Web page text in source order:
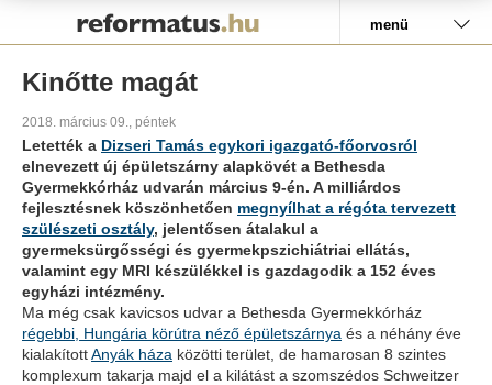
menü
Kinőtte magát
2018. március 09., péntek
Letették a Dizseri Tamás egykori igazgató-főorvosról
elnevezett új épületszárny alapkövét a Bethesda
Gyermekkórház udvarán március 9-én. A milliárdos
fejlesztésnek köszönhetően megnyílhat a régóta tervezett
szülészeti osztály, jelentősen átalakul a
gyermeksürgősségi és gyermekpszichiátriai ellátás,
valamint egy MRI készülékkel is gazdagodik a 152 éves
egyházi intézmény.
Ma még csak kavicsos udvar a Bethesda Gyermekkórház
régebbi, Hungária körútra néző épületszárnya és a néhány éve
kialakítottAnyák háza közötti terület, de hamarosan 8 szintes
komplexum takarja majd el a kilátást a szomszédos Schweitzer